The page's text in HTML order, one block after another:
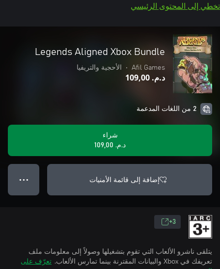
تخطي إلى المحتوى الرئيسي
Legends Aligned Xbox Bundle
Afil Games
• الأحجية والتريفيا
د.م.‏ 109,00
2 من اللغات المدعمة
شراء
د.م.‏ 109,00
إضافة إلى قائمة الأمنيات ● ● ●
3+
يتلقى ناشرو الألعاب التي تقوم بتشغيلها وصولاً إلى معلومات ملف
تعريفك في Xbox والبيانات المقترنة بينما تمارس الألعاب.
تعرّف على